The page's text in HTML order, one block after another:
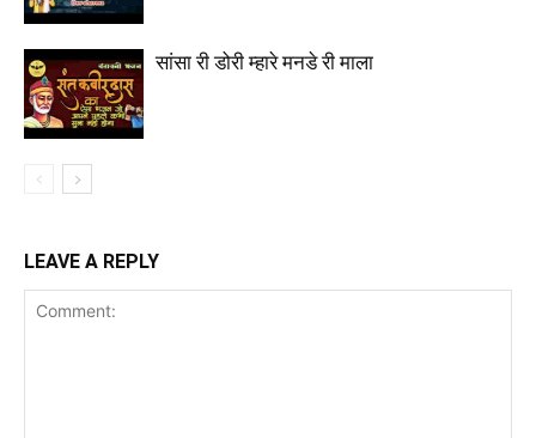
सांसा री डोरी म्हारे मनडे री माला
LEAVE A REPLY